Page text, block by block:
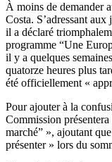
À moins de demander
Costa. S’adressant
il a déclaré
programme “Une
il y a quelques
quatorze heures plus
été officiellement «
Pour ajouter à la
Commission
marché” », ajoutant
présenter » lors du